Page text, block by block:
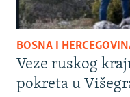
BOSNA I
Veze ruskog
pokreta u